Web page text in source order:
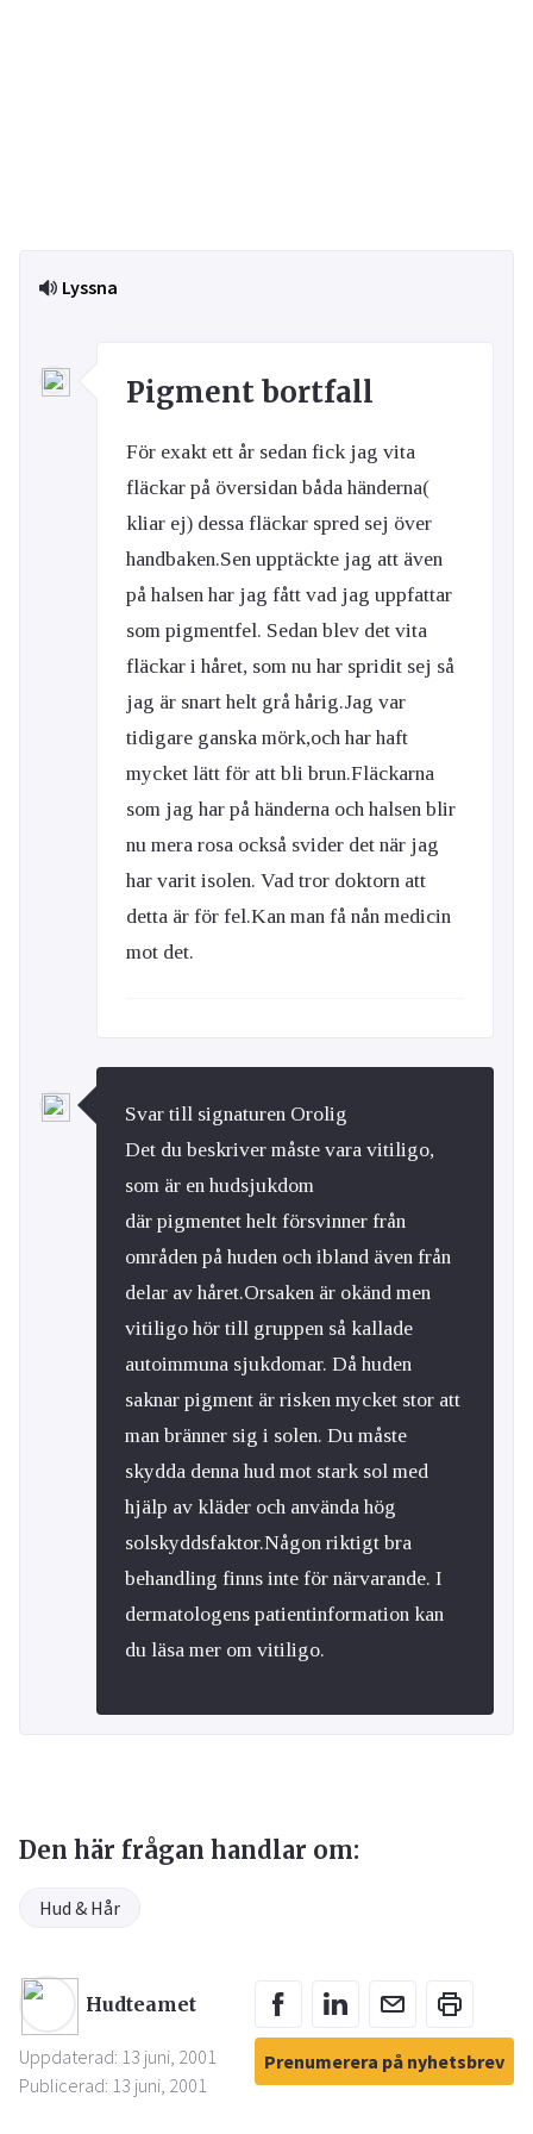
Lyssna
Pigment bortfall
För exakt ett år sedan fick jag vita
fläckar på översidan båda händerna(
kliar ej) dessa fläckar spred sej över
handbaken.Sen upptäckte jag att även
på halsen har jag fått vad jag uppfattar
som pigmentfel. Sedan blev det vita
fläckar i håret, som nu har spridit sej så
jag är snart helt grå hårig.Jag var
tidigare ganska mörk,och har haft
mycket lätt för att bli brun.Fläckarna
som jag har på händerna och halsen blir
nu mera rosa också svider det när jag
har varit isolen. Vad tror doktorn att
detta är för fel.Kan man få nån medicin
mot det.
Svar till signaturen Orolig
Det du beskriver måste vara vitiligo,
som är en hudsjukdom
där pigmentet helt försvinner från
områden på huden och ibland även från
delar av håret.Orsaken är okänd men
vitiligo hör till gruppen så kallade
autoimmuna sjukdomar. Då huden
saknar pigment är risken mycket stor att
man bränner sig i solen. Du måste
skydda denna hud mot stark sol med
hjälp av kläder och använda hög
solskyddsfaktor.Någon riktigt bra
behandling finns inte för närvarande. I
dermatologens patientinformation kan
du läsa mer om vitiligo.
Den här frågan handlar om:
Hud & Hår
Hudteamet
Uppdaterad: 13 juni, 2001
Publicerad: 13 juni, 2001
Prenumerera på nyhetsbrev